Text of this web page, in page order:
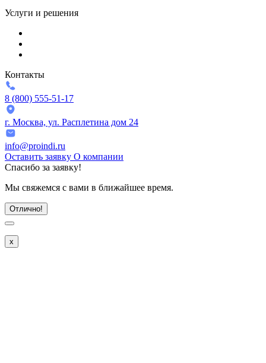
Услуги и решения
Контакты
8 (800) 555-51-17
г. Москва, ул. Расплетина дом 24
info@proindi.ru
Оставить заявку О компании
Спасибо за заявку!
Мы свяжемся с вами в ближайшее время.
Отлично!
x